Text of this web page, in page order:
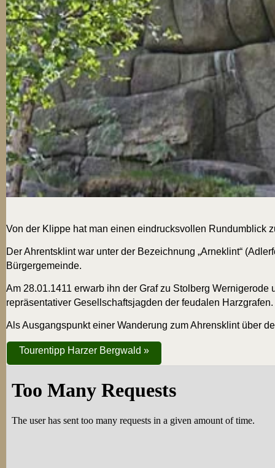
Von der Klip­pe hat man einen ein­drucks­vol­len Rund­um­blick
Der Ahr­ents­klint war unter der Bezeich­nung „Arne­klint“
Bürgergemeinde.
Am 28.01.1411 erwarb ihn der Graf zu Stol­berg
reprä­sen­ta­ti­ver Gesell­schafts­jag­den der feu­da­len Harzgrafen.
Als Aus­gangs­punkt einer Wan­de­rung zum Ahren­s­klint über
Tou­ren­tipp Har­zer Bergwald »